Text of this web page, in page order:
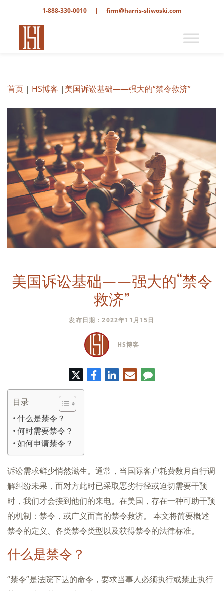
1-888-330-0010 | firm@harris-sliwoski.com
首页 | HS博客 | 美国诉讼基础——强大的“禁令救济”
美国诉讼基础——强大的“禁令
救济”
发布日期：2022年11月15日
HS博客
特
脸
书
领
英
电
子
评
论
目录
什么是禁令？
何时需要禁令？
如何申请禁令？
诉讼需求鲜少悄然滋生。通常，当国际客户耗费数月自行调
解纠纷未果，而对方此时已采取恶劣行径或迫切需要干预
时，我们才会接到他们的来电。在美国，存在一种可助干预
的机制：禁令，或广义而言的禁令救济。 本文将简要概述
禁令的定义、各类禁令类型以及获得禁令的法律标准。
什么是禁令？
“禁令”是法院下达的命令，要求当事人必须执行或禁止执行